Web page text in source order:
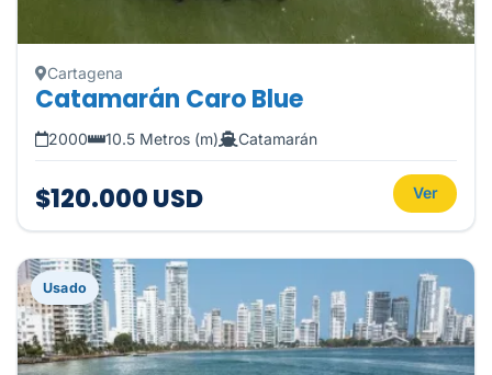
Cartagena
Catamarán Caro Blue
2000 10.5 Metros (m) Catamarán
$120.000 USD Ver
Usado